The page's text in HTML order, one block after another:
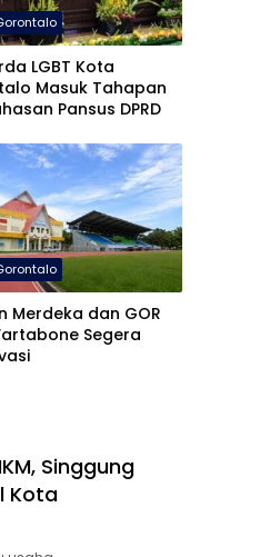
LGBT Kota
Masuk Tahapan
Pansus DPRD
Merdeka dan GOR
Segera
Singgung
Kota